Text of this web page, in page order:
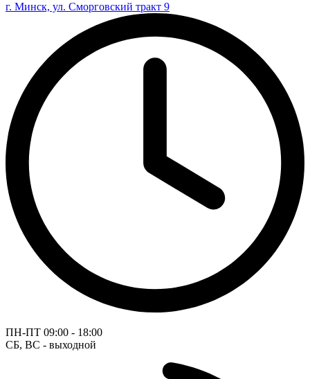
г. Минск, ул. Сморговский тракт 9
ПН-ПТ 09:00 - 18:00
СБ, ВС - выходной